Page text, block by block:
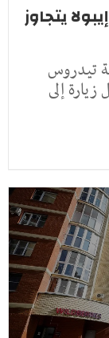
يتجاوز
تيدروس
إلى